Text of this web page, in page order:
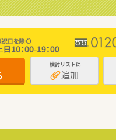
検討リストに
追加